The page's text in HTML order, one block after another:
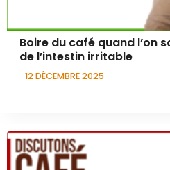
Boire du café quand l’on
de l’intestin irritable
12 DÉCEMBRE 2025